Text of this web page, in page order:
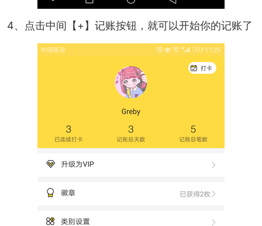
4、点击中间【+】记账按钮，就可以开始你的记账了